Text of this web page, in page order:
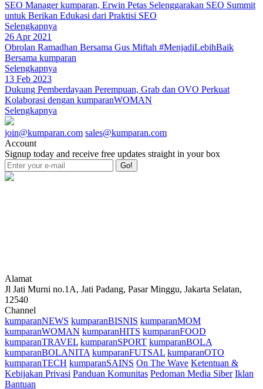
SEO Manager kumparan, Erwin Petas Selenggarakan SEO Summit
untuk Berikan Edukasi dari Praktisi SEO
Selengkapnya
26 Apr 2021
Obrolan Ramadhan Bersama Gus Miftah #MenjadiLebihBaik
Bersama kumparan
Selengkapnya
13 Feb 2023
Dukung Pemberdayaan Perempuan, Grab dan OVO Perkuat
Kolaborasi dengan kumparanWOMAN
Selengkapnya
join@kumparan.com sales@kumparan.com
Account
Signup today and receive free updates straight in your box
Go!
Alamat
Jl Jati Murni no.1A, Jati Padang, Pasar Minggu, Jakarta Selatan,
12540
Channel
kumparanNEWS kumparanBISNIS kumparanMOM
kumparanWOMAN kumparanHITS kumparanFOOD
kumparanTRAVEL kumparanSPORT kumparanBOLA
kumparanBOLANITA kumparanFUTSAL kumparanOTO
kumparanTECH kumparanSAINS On The Wave Ketentuan &
Kebijakan Privasi Panduan Komunitas Pedoman Media Siber Iklan
Bantuan